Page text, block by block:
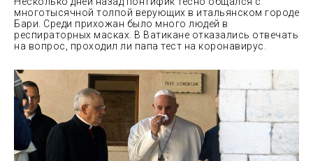
многотысячной толпой верующих в итальянском городе
Бари. Среди прихожан было много людей в
респираторных масках. В Ватикане отказались отвечать
на вопрос, проходил ли папа тест на коронавирус.